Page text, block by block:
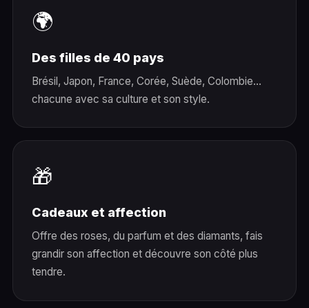
🌍
Des filles de 40 pays
Brésil, Japon, France, Corée, Suède, Colombie…
chacune avec sa culture et son style.
🎁
Cadeaux et affection
Offre des roses, du parfum et des diamants, fais
grandir son affection et découvre son côté plus
tendre.